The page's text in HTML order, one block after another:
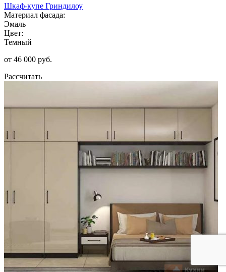
Шкаф-купе Гриндилоу
Материал фасада:
Эмаль
Цвет:
Темный
от 46 000 руб.
Рассчитать